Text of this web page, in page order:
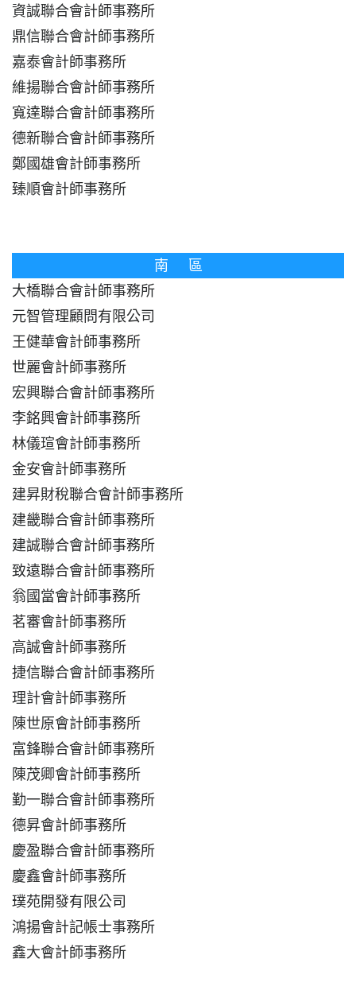
資誠聯合會計師事務所
鼎信聯合會計師事務所
嘉泰會計師事務所
維揚聯合會計師事務所
寬達聯合會計師事務所
德新聯合會計師事務所
鄭國雄會計師事務所
臻順會計師事務所
南 區
大橋聯合會計師事務所
元智管理顧問有限公司
王健華會計師事務所
世麗會計師事務所
宏興聯合會計師事務所
李銘興會計師事務所
林儀瑄會計師事務所
金安會計師事務所
建昇財稅聯合會計師事務所
建畿聯合會計師事務所
建誠聯合會計師事務所
致遠聯合會計師事務所
翁國當會計師事務所
茗審會計師事務所
高誠會計師事務所
捷信聯合會計師事務所
理計會計師事務所
陳世原會計師事務所
富鋒聯合會計師事務所
陳茂卿會計師事務所
勤一聯合會計師事務所
德昇會計師事務所
慶盈聯合會計師事務所
慶鑫會計師事務所
璞苑開發有限公司
鴻揚會計記帳士事務所
鑫大會計師事務所